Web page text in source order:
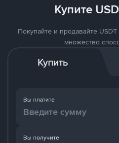
Купите
Покупайте и продавайте
множество
Купить
Вы платите
Вы получите